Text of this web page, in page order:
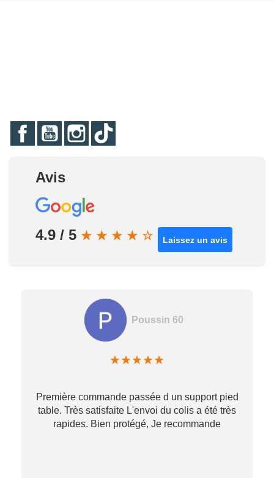
FacebookYouTubeInstagram
Avis
4.9 / 5 ★ ★ ★ ★ ☆ Laissez un avis
Poussin 60
★★★★★
Première commande passée d un support pied
table. Très satisfaite L'envoi du colis a été très
rapides. Bien protégé, Je recommande